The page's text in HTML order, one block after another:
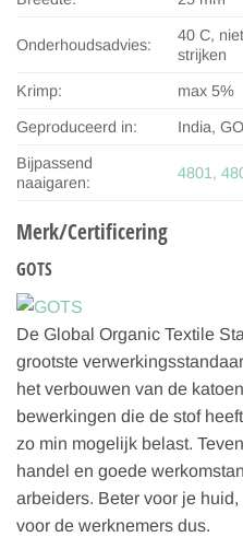
Onderhoudsadvies:
40 C,
strijken
Krimp: max 5%
Geproduceerd in: India,
Bijpassend
naaigaren:
4801,
Merk/Certificering
GOTS
De Global Organic Textile
grootste
het verbouwen van de
bewerkingen die de stof
zo min mogelijk belast.
handel en goede
arbeiders. Beter voor je
voor de werknemers dus.